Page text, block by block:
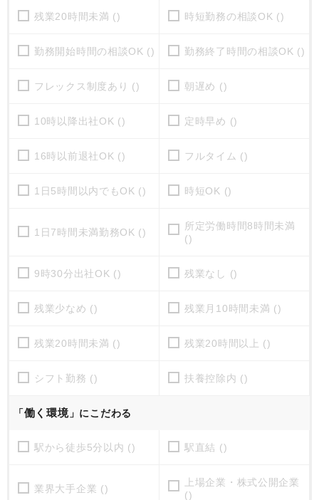
残業20時間未満 () 時短勤務の相談OK ()
勤務開始時間の相談OK () 勤務終了時間の相談OK ()
フレックス制度あり () 朝遅め ()
10時以降出社OK () 定時早め ()
16時以前退社OK () フルタイム ()
1日5時間以内でもOK () 時短OK ()
1日7時間未満勤務OK ()
所定労働時間8時間未満
()
9時30分出社OK () 残業なし ()
残業少なめ () 残業月10時間未満 ()
残業20時間未満 () 残業20時間以上 ()
シフト勤務 () 扶養控除内 ()
「働く環境」にこだわる
駅から徒歩5分以内 () 駅直結 ()
業界大手企業 ()
上場企業・株式公開企業
()